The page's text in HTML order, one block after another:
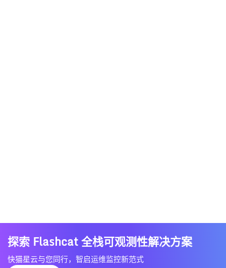
探索 Flashcat 全栈可观测性解决方案
快猫星云与您同行，智启运维监控新范式